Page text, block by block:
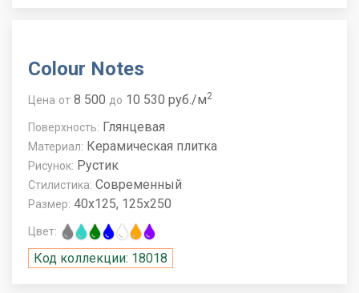
Colour Notes
Цена от 8 500 до 10 530 руб./м2
Поверхность: Глянцевая
Материал: Керамическая плитка
Рисунок: Рустик
Стилистика: Современный
Размер: 40x125, 125x250
Цвет:
Код коллекции: 18018